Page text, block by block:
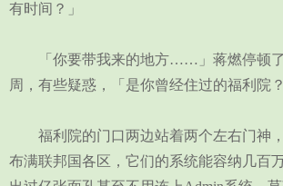
有时间？」
「你要带我来的地方……」蒋燃停顿了
周，有些疑惑，「是你曾经住过的福利院？
福利院的门口两边站着两个左右门神，
布满联邦国各区，它们的系统能容纳几百